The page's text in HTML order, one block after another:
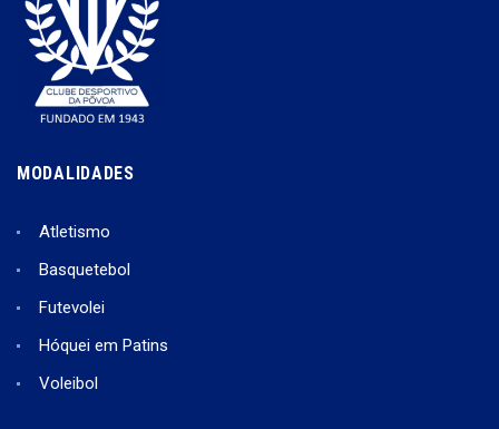
MODALIDADES
Atletismo
Basquetebol
Futevolei
Hóquei em Patins
Voleibol